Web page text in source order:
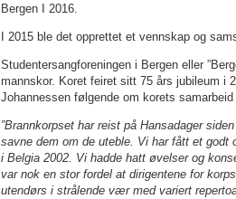
Bergen I 2016.
I 2015 ble det opprettet et vennskap og
Studentersangforeningen i Bergen eller
mannskor. Koret feiret sitt 75 års jubileum i
Johannessen følgende om korets
”Brannkorpset har reist på Hansadager
savne dem om de uteble. Vi har fått et
i Belgia 2002. Vi hadde hatt øvelser og
var nok en stor fordel at dirigentene for
utendørs i strålende vær med variert